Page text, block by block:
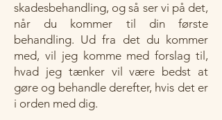
skadesbehandling, og så ser vi på det,
når du kommer til din første
behandling. Ud fra det du kommer
med, vil jeg komme med forslag til,
hvad jeg tænker vil være bedst at
gøre og behandle derefter, hvis det er
i orden med dig.